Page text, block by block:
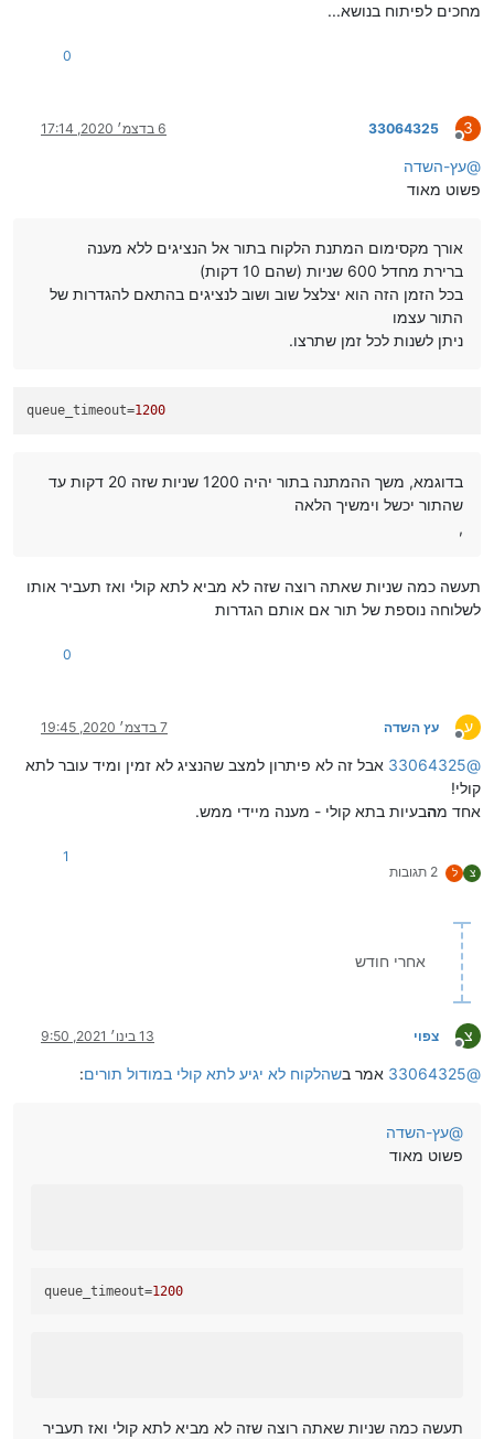
מחכים לפיתוח בנושא...
0
3
מנותק
33064325 6 בדצמ׳ 2020, 17:14
@עץ-השדה
פשוט מאוד
אורך מקסימום המתנת הלקוח בתור אל הנציגים ללא מענה
ברירת מחדל 600 שניות (שהם 10 דקות)
בכל הזמן הזה הוא יצלצל שוב ושוב לנציגים בהתאם להגדרות של
התור עצמו
ניתן לשנות לכל זמן שתרצו.
queue_timeout=1200
בדוגמא, משך ההמתנה בתור יהיה 1200 שניות שזה 20 דקות עד
שהתור יכשל וימשיך הלאה
,
תעשה כמה שניות שאתה רוצה שזה לא מביא לתא קולי ואז תעביר אותו
לשלוחה נוספת של תור אם אותם הגדרות
0
ע
מנותק
עץ השדה 7 בדצמ׳ 2020, 19:45
@
33064325 אבל זה לא פיתרון למצב שהנציג לא זמין ומיד עובר לתא
קולי!
אחד מהבעיות בתא קולי - מענה מיידי ממש.
צ ל 2 תגובות
1
אחרי חודש
צ
מנותק
צפוי 13 בינו׳ 2021, 9:50
@
33064325 אמר בשהלקוח לא יגיע לתא קולי במודול תורים:
@עץ-השדה
פשוט מאוד
queue_timeout=1200
תעשה כמה שניות שאתה רוצה שזה לא מביא לתא קולי ואז תעביר